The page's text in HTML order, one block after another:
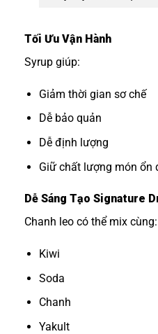
Tối Ưu Vận Hành
Syrup giúp:
Giảm thời gian sơ chế
Dễ bảo quản
Dễ định lượng
Giữ chất lượng món ổn
Dễ Sáng Tạo Signature
Chanh leo có thể mix cùng:
Kiwi
Soda
Chanh
Yakult